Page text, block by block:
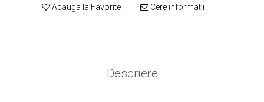
Adauga la Favorite Cere informatii
Descriere